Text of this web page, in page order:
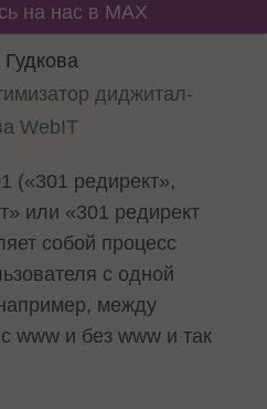
на нас в MAX
диджитал-
WebIT
(«301 редирект»,
или «301 редирект
собой процесс
с одной
между
www и без www и так